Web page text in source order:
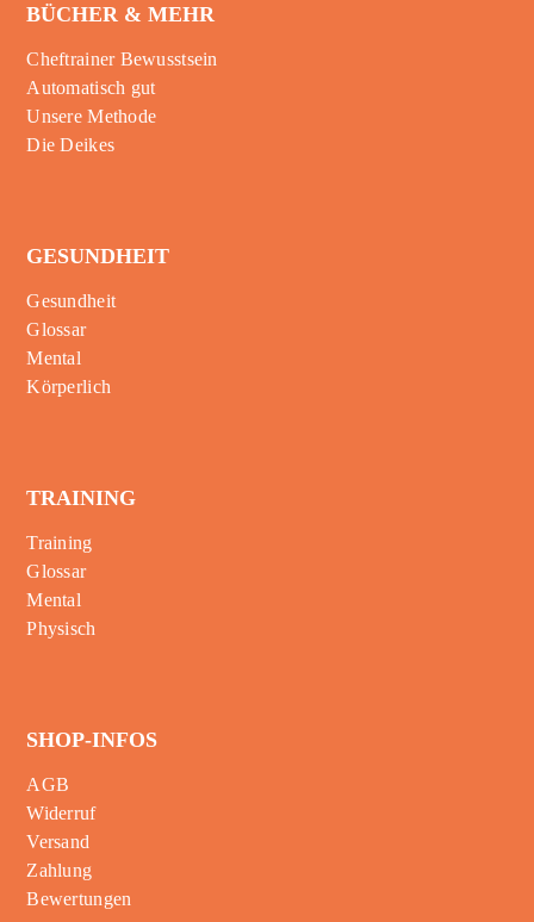
BÜCHER & MEHR
Cheftrainer Bewusstsein
Automatisch gut
Unsere Methode
Die Deikes
GESUNDHEIT
Gesundheit
Glossar
Mental
Körperlich
TRAINING
Training
Glossar
Mental
Physisch
SHOP-INFOS
AGB
Widerruf
Versand
Zahlung
Bewertungen